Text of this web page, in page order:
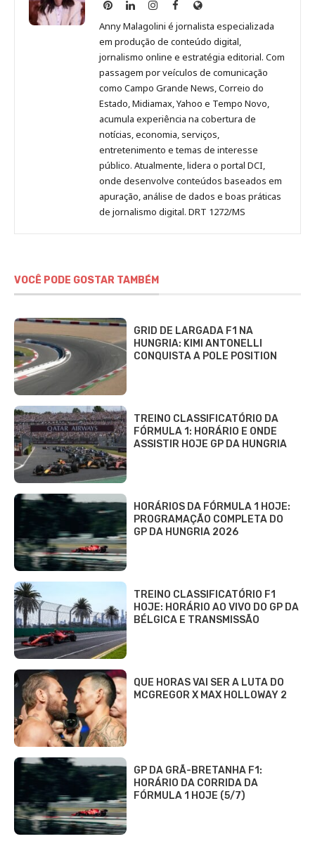
Anny
Malagolini
no
Pinterest
Anny
Malagolini
no
LinkedIn
Anny
Malagolini
no
Instagram
Anny
Malagolini
no
Facebook
Site
de
Anny
Malagolini
Anny Malagolini é jornalista especializada
em produção de conteúdo digital,
jornalismo online e estratégia editorial. Com
passagem por veículos de comunicação
como Campo Grande News, Correio do
Estado, Midiamax, Yahoo e Tempo Novo,
acumula experiência na cobertura de
notícias, economia, serviços,
entretenimento e temas de interesse
público. Atualmente, lidera o portal DCI,
onde desenvolve conteúdos baseados em
apuração, análise de dados e boas práticas
de jornalismo digital. DRT 1272/MS
VOCÊ PODE GOSTAR TAMBÉM
GRID DE LARGADA F1 NA
HUNGRIA: KIMI ANTONELLI
CONQUISTA A POLE POSITION
TREINO CLASSIFICATÓRIO DA
FÓRMULA 1: HORÁRIO E ONDE
ASSISTIR HOJE GP DA HUNGRIA
HORÁRIOS DA FÓRMULA 1 HOJE:
PROGRAMAÇÃO COMPLETA DO
GP DA HUNGRIA 2026
TREINO CLASSIFICATÓRIO F1
HOJE: HORÁRIO AO VIVO DO GP DA
BÉLGICA E TRANSMISSÃO
QUE HORAS VAI SER A LUTA DO
MCGREGOR X MAX HOLLOWAY 2
GP DA GRÃ-BRETANHA F1:
HORÁRIO DA CORRIDA DA
FÓRMULA 1 HOJE (5/7)